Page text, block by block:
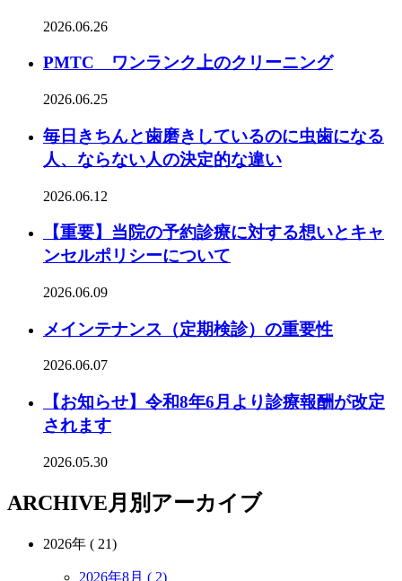
2026.06.26
PMTC ワンランク上のクリーニング
2026.06.25
毎日きちんと歯磨きしているのに虫歯になる
人、ならない人の決定的な違い
2026.06.12
【重要】当院の予約診療に対する想いとキャ
ンセルポリシーについて
2026.06.09
メインテナンス（定期検診）の重要性
2026.06.07
【お知らせ】令和8年6月より診療報酬が改定
されます
2026.05.30
ARCHIVE月別アーカイブ
2026年 ( 21)
2026年8月 ( 2)